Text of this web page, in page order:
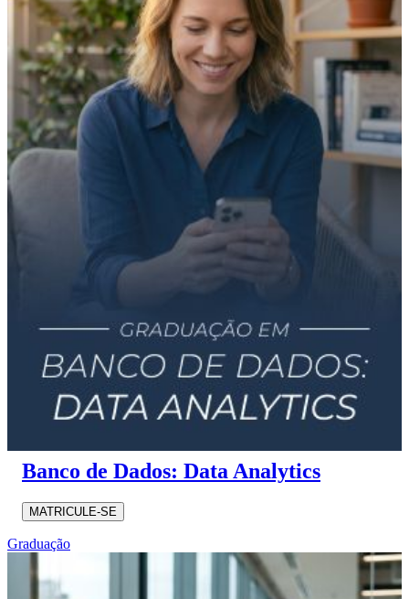
Banco de Dados: Data Analytics
MATRICULE-SE
Graduação